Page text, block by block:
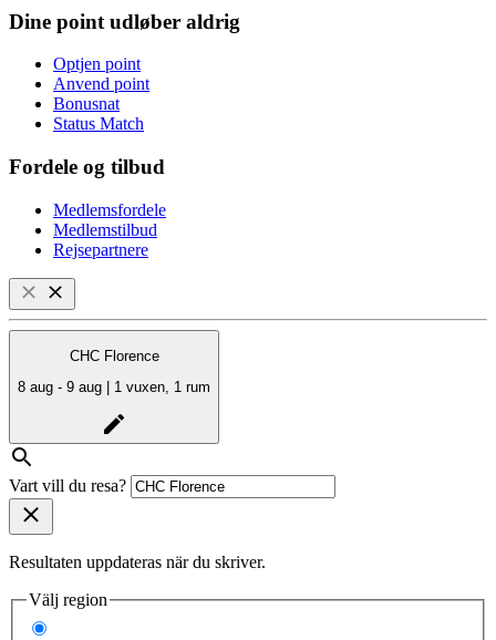
Dine point udløber aldrig
Optjen point
Anvend point
Bonusnat
Status Match
Fordele og tilbud
Medlemsfordele
Medlemstilbud
Rejsepartnere
CHC Florence
8 aug - 9 aug | 1 vuxen, 1 rum
Vart vill du resa?
Resultaten uppdateras när du skriver.
Välj region